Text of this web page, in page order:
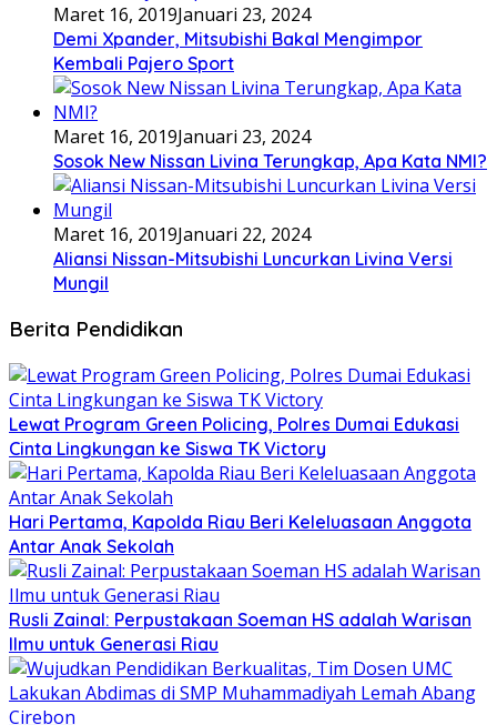
Maret 16, 2019Januari 23, 2024
Demi Xpander, Mitsubishi Bakal Mengimpor
Kembali Pajero Sport
Maret 16, 2019Januari 23, 2024
Sosok New Nissan Livina Terungkap, Apa Kata NMI?
Maret 16, 2019Januari 22, 2024
Aliansi Nissan-Mitsubishi Luncurkan Livina Versi
Mungil
Berita Pendidikan
Lewat Program Green Policing, Polres Dumai Edukasi
Cinta Lingkungan ke Siswa TK Victory
Hari Pertama, Kapolda Riau Beri Keleluasaan Anggota
Antar Anak Sekolah
Rusli Zainal: Perpustakaan Soeman HS adalah Warisan
Ilmu untuk Generasi Riau